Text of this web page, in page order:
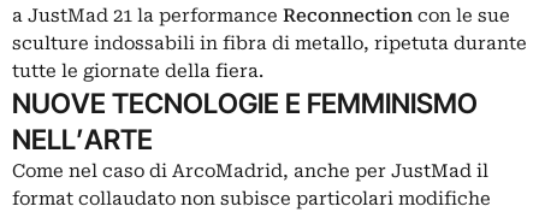
a JustMad 21 la performance Reconnection con le sue
sculture indossabili in fibra di metallo, ripetuta durante
tutte le giornate della fiera.
NUOVE TECNOLOGIE E FEMMINISMO
NELL’ARTE
Come nel caso di ArcoMadrid, anche per JustMad il
format collaudato non subisce particolari modifiche